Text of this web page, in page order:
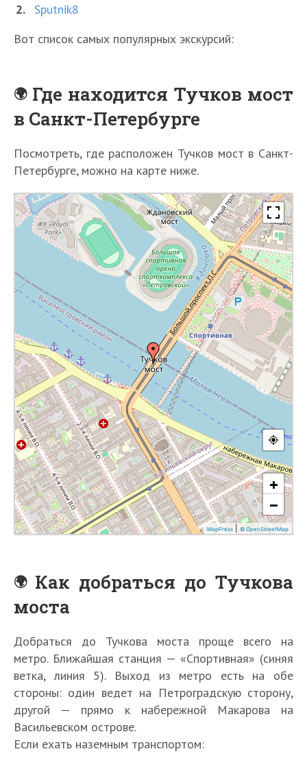
Sputnik8
Вот список самых популярных экскурсий:
Где находится Тучков мост
в Санкт-Петербурге
Посмотреть, где расположен Тучков мост в Санкт-
Петербурге, можно на карте ниже.
Как добраться до Тучкова
моста
Добраться до Тучкова моста проще всего на
метро. Ближайшая станция — «Спортивная» (синяя
ветка, линия 5). Выход из метро есть на обе
стороны: один ведет на Петроградскую сторону,
другой — прямо к набережной Макарова на
Васильевском острове.
Если ехать наземным транспортом: